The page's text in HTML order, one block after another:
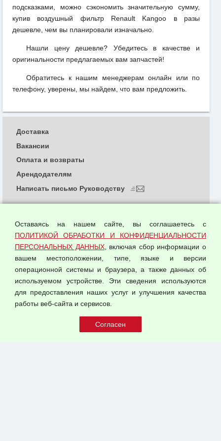
подсказками, можно сэкономить значительную сумму,
купив воздушный фильтр Renault Kangoo в разы
дешевле, чем вы планировали изначально.
Нашли цену дешевле? Убедитесь в качестве и
оригинальности предлагаемых вам запчастей!
Обратитесь к нашим менеджерам онлайн или по
телефону, уверены, мы найдем, что вам предложить.
© 2026 ООО "Феникс"
Политика обработки и конфиденциальности
персональных данных
Согласием на обработку персональных данных
Оферта оптовой купли-продажи
Публичная оферта
Доставка
Вакансии
Оплата и возвраты
Арендодателям
Написать письмо Руководству
Оставаясь на нашем сайте, вы соглашаетесь с
ПОЛИТИКОЙ ОБРАБОТКИ И КОНФИДЕНЦИАЛЬНОСТИ
ПЕРСОНАЛЬНЫХ ДАННЫХ, включая сбор информации о
вашем местоположении, типе, языке и версии
операционной системы и браузера, а также данных об
используемом устройстве. Эти сведения используются
для предоставления наших услуг и улучшения качества
работы веб-сайта и сервисов.